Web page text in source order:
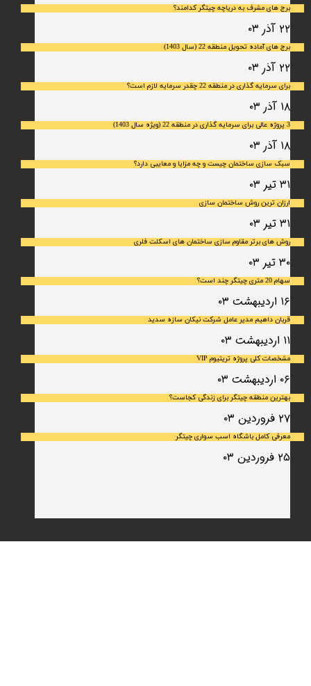
برج های مشرف به دریاچه چیتگر کدامند؟
۲۲ آذر ۰۳
برج های آماده تحویل منطقه 22 (سال 1403)
۲۲ آذر ۰۳
برای سرمایه‌ گذاری در منطقه 22 چقدر سرمایه لازم است؟
۱۸ آذر ۰۳
3 پروژه عالی برای سرمایه گذاری در منطقه 22 (ویژه سال 1403)
۱۸ آذر ۰۳
سبک سازی ساختمان چیست و چه مزایا و معایبی دارد؟
۳۱ تیر ۰۳
ارزان ترین روش ساختمان سازی
۳۱ تیر ۰۳
روش های برتر مقاوم سازی ساختمان های اسکلت فلری
۳۰ تیر ۰۳
سهام 20 متری چیتگر چند است؟
۱۶ اردیبهشت ۰۳
قربان داهیم مدیر عامل شرکت نیکان سازه سدید
۱۱ اردیبهشت ۰۳
مشخصات کلی پروژه تریتیوم VIP
۰۶ اردیبهشت ۰۳
بهترین منطقه چیتگر برای زندگی کجاست؟
۲۷ فروردین ۰۳
معرفی کامل باشگاه اسب سواری چیتگر
۲۵ فروردین ۰۳